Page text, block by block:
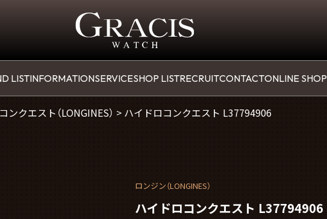
LISTINFORMATIONSERVICESHOP LISTRECRUITCONTACTONLINE SHOP
ンクエスト（LONGINES） > ハイドロコンクエスト L37794906
ロンジン（LONGINES）
ハイドロコンクエスト L37794906